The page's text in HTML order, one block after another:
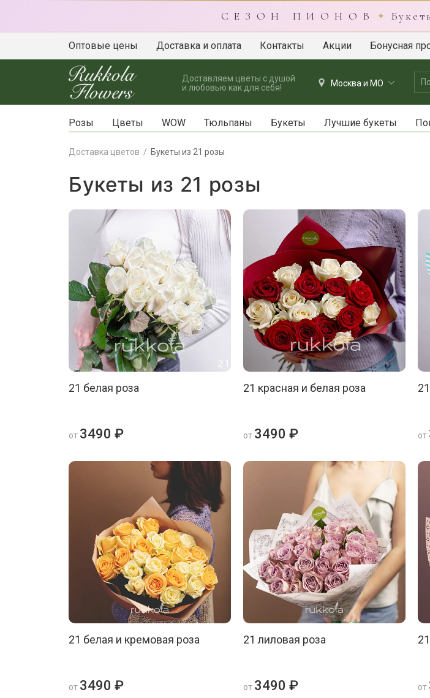
С Е З О Н П И О Н О В ✦
Оптовые цены Доставка и оплата Контакты Акции Бонусная
Доставляем цветы с душой
и любовью как для себя!
Москва и МО
Розы Цветы WOW Тюльпаны Букеты Лучшие букеты
Доставка цветов Букеты из 21 розы
Букеты из 21 розы
21 белая роза
от 3490 ₽
21 красная и белая роза
от 3490 ₽ от
21 белая и кремовая роза
от 3490 ₽
21 лиловая роза
от 3490 ₽ от